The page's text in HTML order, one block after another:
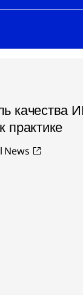
качества
практике
News